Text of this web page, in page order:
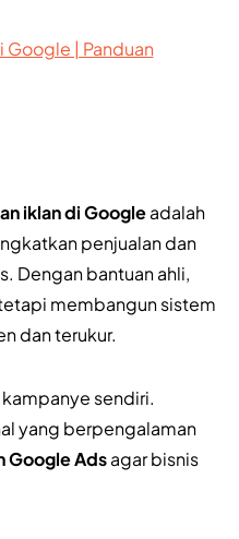
Google | Panduan
iklan di Googleadalah
penjualan dan
Dengan bantuan ahli,
membangun sistem
dan terukur.
sendiri.
yang berpengalaman
Google Adsagar bisnis